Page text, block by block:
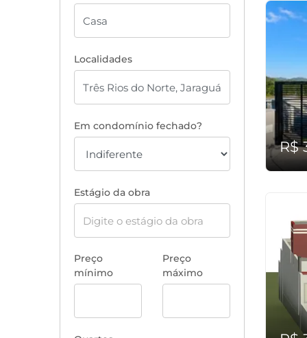
Localidades
Em condomínio fechado?
Estágio da obra
Preço
mínimo
Preço
máximo
R$